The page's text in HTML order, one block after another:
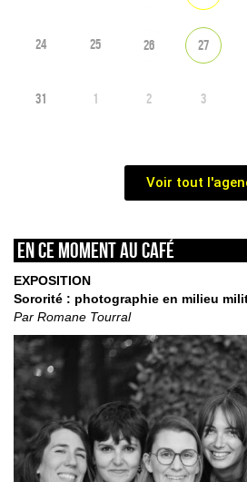
24 25 26 27
31 1 2 3
Voir tout
En ce moment au café
EXPOSITION
Sororité : photographie en milieu
Par Romane Tourral